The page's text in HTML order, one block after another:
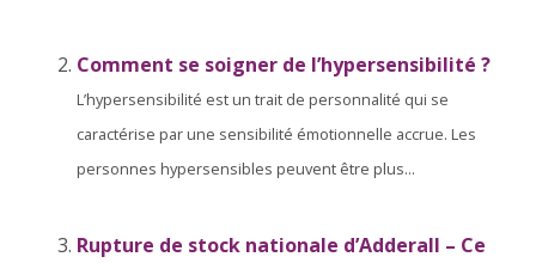
Comment se soigner de l’hypersensibilité ?
L’hypersensibilité est un trait de personnalité qui se
caractérise par une sensibilité émotionnelle accrue. Les
personnes hypersensibles peuvent être plus...
Rupture de stock nationale d’Adderall – Ce